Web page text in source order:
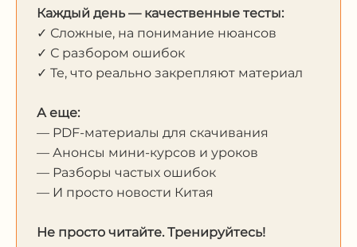
Каждый день — качественные тесты:
✓ Сложные, на понимание нюансов
✓ С разбором ошибок
✓ Те, что реально закрепляют материал
А еще:
— PDF-материалы для скачивания
— Анонсы мини-курсов и уроков
— Разборы частых ошибок
— И просто новости Китая
Не просто читайте. Тренируйтесь!